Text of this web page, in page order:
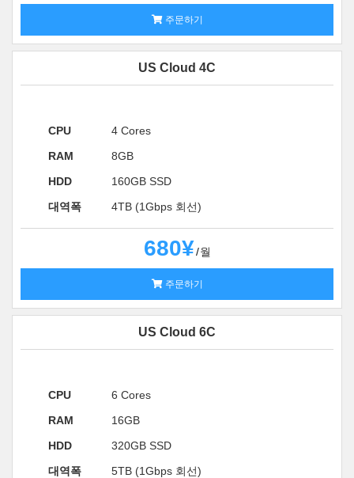
주문하기
US Cloud 4C
CPU
4 Cores
RAM
8GB
HDD
160GB SSD
대역폭
4TB (1Gbps 회선)
680¥월
주문하기
US Cloud 6C
CPU
6 Cores
RAM
16GB
HDD
320GB SSD
대역폭
5TB (1Gbps 회선)